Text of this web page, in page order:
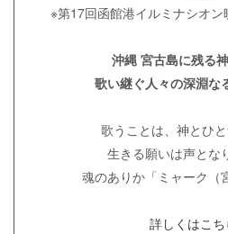
※第17回函館港イルミナシオ
沖縄 宮古島に残る神
歌い継ぐ人々の深淵な
歌うことは、神とひ
生きる願いは声とな
魂のありか「ミャーク（
詳しくはこ